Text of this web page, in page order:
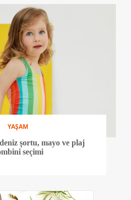
YAŞAM
şortu, mayo ve plaj
seçimi